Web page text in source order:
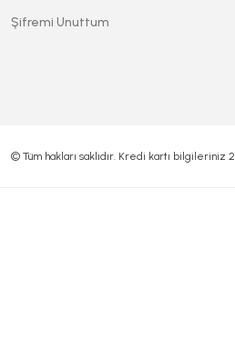
Şifremi Unuttum
© Tüm hakları saklıdır. Kredi kartı bilgileriniz